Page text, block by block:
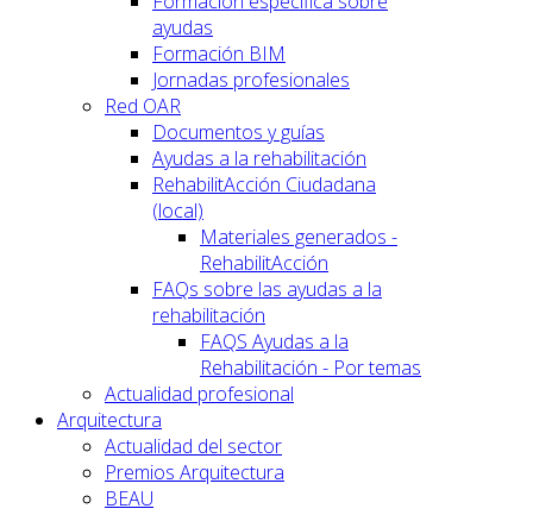
ayudas
Formación BIM
Jornadas profesionales
Red OAR
Documentos y guías
Ayudas a la rehabilitación
RehabilitAcción Ciudadana
(local)
Materiales generados -
RehabilitAcción
FAQs sobre las ayudas a la
rehabilitación
FAQS Ayudas a la
Rehabilitación - Por temas
Actualidad profesional
Arquitectura
Actualidad del sector
Premios Arquitectura
BEAU